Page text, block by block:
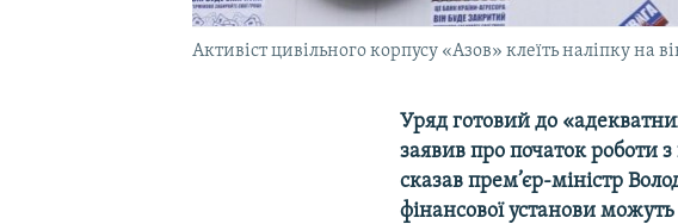
Активіст цивільного корпусу «Азов» клеїть наліпку
Уряд готовий до
заявив про початок роботи
сказав прем’єр-міністр
фінансової установи